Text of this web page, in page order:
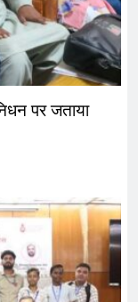
पर जताया